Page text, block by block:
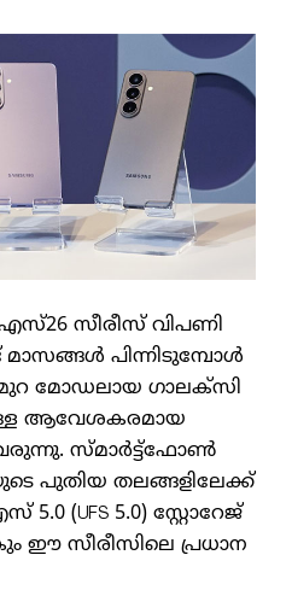
സീരീസ് വിപണി
മാസങ്ങള്‍ പിന്നിടുമ്പോള്‍
മോഡലായ ഗാലക്സി
ആവേശകരമായ
സ്മാര്‍ട്ട്ഫോണ്‍
പുതിയ തലങ്ങളിലേക്ക്
(UFS 5.0) സ്റ്റോറേജ്
ഈ സീരീസിലെ പ്രധാന